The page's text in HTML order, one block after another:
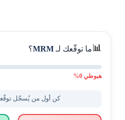
📊ما توقّعك لـMRM؟
هبوطي0
%
كن أول من يُسجّل توقّعه